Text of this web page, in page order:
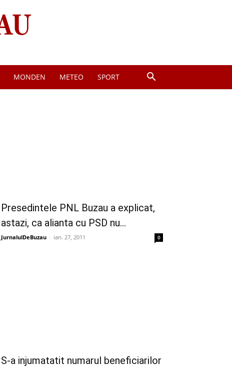
MONDEN METEO SPORT
Presedintele PNL Buzau a explicat,
astazi, ca alianta cu PSD nu...
JurnalulDeBuzau - ian. 27, 2011 0
S-a injumatatit numarul beneficiarilor